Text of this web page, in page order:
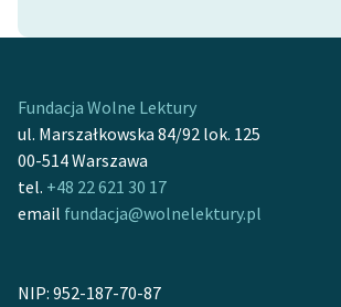
Popularyzacja
Ręce pełne poezji
Kolekcje edukacyjne
twórców przechodzących
Starego Testamentu
Fundacja Wolne Lektury
ul. Marszałkowska 84/92 lok. 125
00-514 Warszawa
tel. +48 22 621 30 17
email fundacja@wolnelektury.pl
NIP: 952-187-70-87